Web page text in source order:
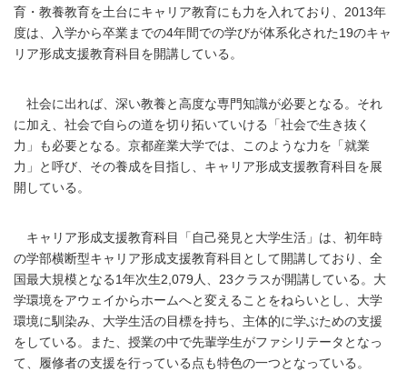
育・教養教育を土台にキャリア教育にも力を入れており、2013年
度は、入学から卒業までの4年間での学びが体系化された19のキャ
リア形成支援教育科目を開講している。
社会に出れば、深い教養と高度な専門知識が必要となる。それ
に加え、社会で自らの道を切り拓いていける「社会で生き抜く
力」も必要となる。京都産業大学では、このような力を「就業
力」と呼び、その養成を目指し、キャリア形成支援教育科目を展
開している。
キャリア形成支援教育科目「自己発見と大学生活」は、初年時
の学部横断型キャリア形成支援教育科目として開講しており、全
国最大規模となる1年次生2,079人、23クラスが開講している。大
学環境をアウェイからホームへと変えることをねらいとし、大学
環境に馴染み、大学生活の目標を持ち、主体的に学ぶための支援
をしている。また、授業の中で先輩学生がファシリテータとなっ
て、履修者の支援を行っている点も特色の一つとなっている。